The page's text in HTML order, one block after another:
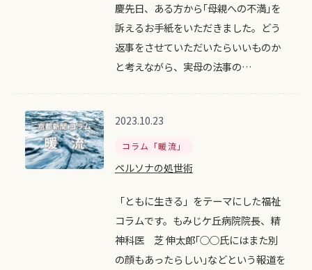
慶先日、ある方から｢母親への不満｣を
訴えるお手紙をいただきました。どう
返事をさせていただいたらいいものか
と考えながら、実母の法事の…
2023.10.23
コラム「暖流」
ペルソナの処世術
「ともに生きる」をテーマにした福祉
コラムです。もみじケ丘病院院長、精
神科医 芝 伸太郎｢○○氏にはまた別
の顔もあったらしい｣などという報道を